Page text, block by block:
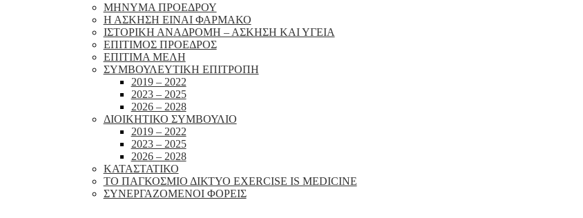
ΜΗΝΥΜΑ ΠΡΟΕΔΡΟΥ
Η ΑΣΚΗΣΗ ΕΙΝΑΙ ΦΑΡΜΑΚΟ
ΙΣΤΟΡΙΚΗ ΑΝΑΔΡΟΜΗ – ΑΣΚΗΣΗ ΚΑΙ ΥΓΕΙΑ
ΕΠΙΤΙΜΟΣ ΠΡΟΕΔΡΟΣ
ΕΠΙΤΙΜΑ ΜΕΛΗ
ΣΥΜΒΟΥΛΕΥΤΙΚΗ ΕΠΙΤΡΟΠΗ
2019 – 2022
2023 – 2025
2026 – 2028
ΔΙΟΙΚΗΤΙΚΟ ΣΥΜΒΟΥΛΙΟ
2019 – 2022
2023 – 2025
2026 – 2028
ΚΑΤΑΣΤΑΤΙΚΟ
ΤΟ ΠΑΓΚΟΣΜΙΟ ΔΙΚΤΥΟ EXERCISE IS MEDICINE
ΣΥΝΕΡΓΑΖΟΜΕΝΟΙ ΦΟΡΕΙΣ